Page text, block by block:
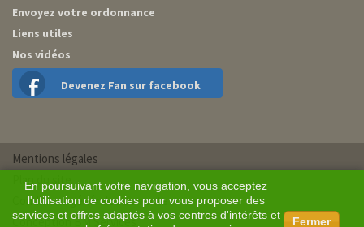
Envoyez votre ordonnance
Liens utiles
Nos vidéos
Devenez Fan sur facebook
En poursuivant votre navigation, vous acceptez
l'utilisation de cookies pour vous proposer des
services et offres adaptés à vos centres d'intérêts et
Fermer
Mentions légales
Plan du site
Conditions générales de vente
Conception BM Services